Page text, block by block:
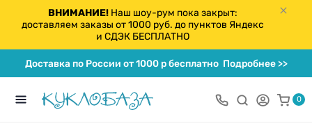
ВНИМАНИЕ!Наш шоу-рум пока закрыт:
доставляем заказы от 1000 руб. до пунктов Яндекс
и СДЭК БЕСПЛАТНО
Доставка по России от 1000 р бесплатноПодробнее >>
0